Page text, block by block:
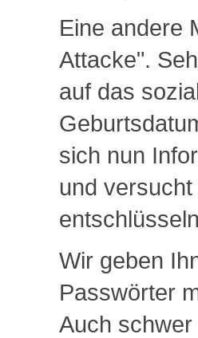
Eine andere
Attacke".
auf das
sich nun
und
Wir geben
Passwörter
Auch